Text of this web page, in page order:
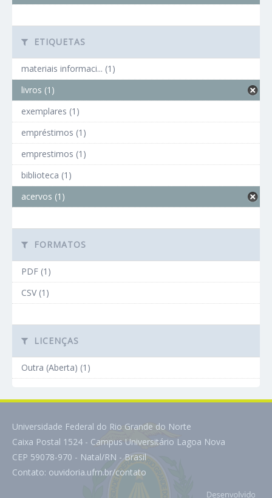
ETIQUETAS
materiais informaci... (1)
livros (1)
exemplares (1)
empréstimos (1)
emprestimos (1)
biblioteca (1)
acervos (1)
FORMATOS
PDF (1)
CSV (1)
LICENÇAS
Outra (Aberta) (1)
Universidade Federal do Rio Grande do Norte
Caixa Postal 1524 - Campus Universitário Lagoa Nova
CEP 59078-970 - Natal/RN - Brasil
Contato: ouvidoria.ufrn.br/contato